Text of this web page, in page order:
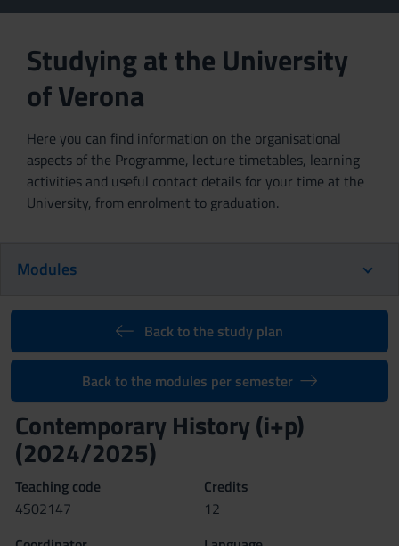
Studying at the University
of Verona
Here you can find information on the organisational
aspects of the Programme, lecture timetables, learning
activities and useful contact details for your time at the
University, from enrolment to graduation.
Modules
Back to the study plan
Back to the modules per semester
Contemporary History (i+p)
(2024/2025)
Teaching code
4S02147
Credits
12